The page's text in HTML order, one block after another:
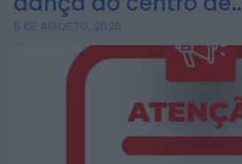
5 DE AGOSTO, 2026